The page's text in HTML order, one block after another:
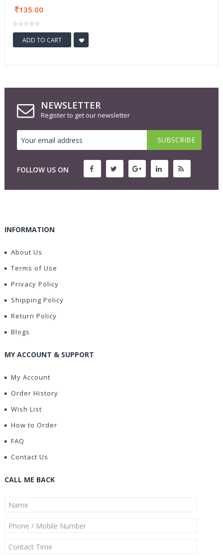
135.00
ADD TO CART
NEWSLETTER
Register to get our newsletter
FOLLOW US ON
INFORMATION
About Us
Terms of Use
Privacy Policy
Shipping Policy
Return Policy
Blogs
MY ACCOUNT & SUPPORT
My Account
Order History
Wish List
How to Order
FAQ
Contact Us
CALL ME BACK